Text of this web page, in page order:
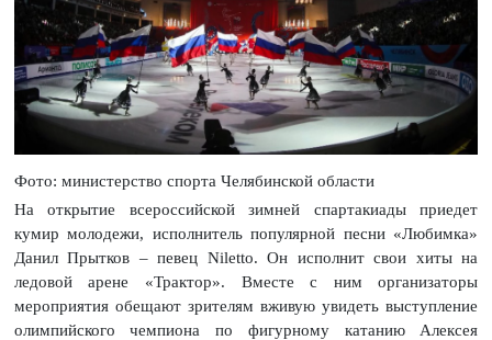
Фото: министерство спорта Челябинской области
На открытие всероссийской зимней спартакиады приедет
кумир молодежи, исполнитель популярной песни «Любимка»
Данил Прытков – певец Niletto. Он исполнит свои хиты на
ледовой арене «Трактор». Вместе с ним организаторы
мероприятия обещают зрителям вживую увидеть выступление
олимпийского чемпиона по фигурному катанию Алексея